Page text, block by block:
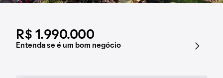
R$ 1.990.000
Entenda se é um bom negócio